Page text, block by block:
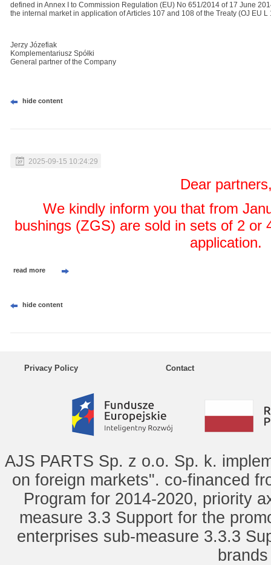
defined in Annex I to Commission Regulation (EU) No 651/2014 of 17 June
the internal market in application of Articles 107 and 108 of the Treaty (OJ EU
Jerzy Józefiak
Komplementariusz Spółki
General partner of the Company
hide content
2025-09-15 10:24:29
Dear
We kindly inform you that from
bushings (ZGS) are sold in sets of 2 or
application.
read more
hide content
Privacy Policy Contact
AJS PARTS Sp. z o.o. Sp. k.
on foreign markets". co-financed
Program for 2014-2020, priority
measure 3.3 Support for the
enterprises sub-measure 3.3.3